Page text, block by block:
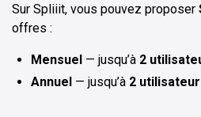
Sur Spliiit, vous pouvez proposer
offres :
Mensuel — jusqu’à 2
Annuel — jusqu’à 2